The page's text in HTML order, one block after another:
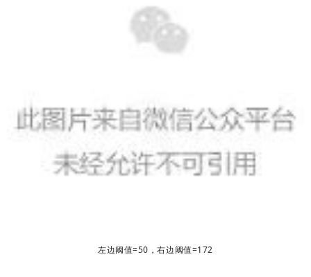
左边阈值=50，右边阈值=172